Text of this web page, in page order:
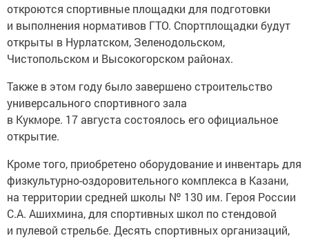
откроются спортивные площадки для подготовки
и выполнения нормативов ГТО. Спортплощадки будут
открыты в Нурлатском, Зеленодольском,
Чистопольском и Высокогорском районах.
Также в этом году было завершено строительство
универсального спортивного зала
в Кукморе. 17 августа состоялось его официальное
открытие.
Кроме того, приобретено оборудование и инвентарь для
физкультурно-оздоровительного комплекса в Казани,
на территории средней школы № 130 им. Героя России
С.А. Ашихмина, для спортивных школ по стендовой
и пулевой стрельбе. Десять спортивных организаций,